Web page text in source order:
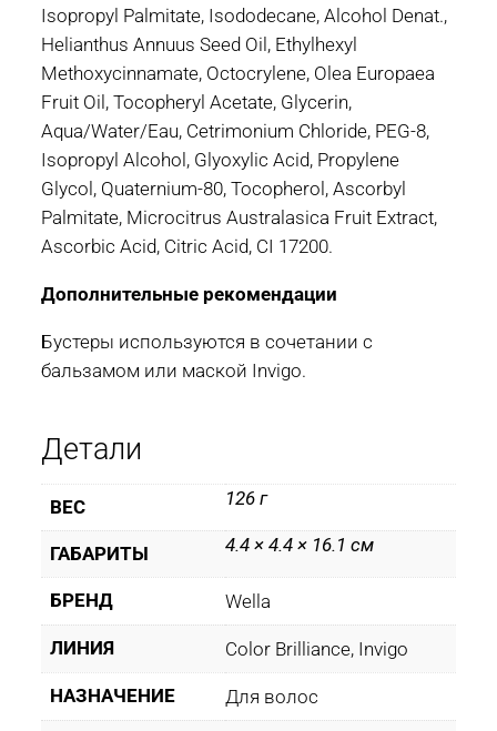
Isopropyl Palmitate, Isododecane, Alcohol Denat.,
Helianthus Annuus Seed Oil, Ethylhexyl
Methoxycinnamate, Octocrylene, Olea Europaea
Fruit Oil, Tocopheryl Acetate, Glycerin,
Aqua/Water/Eau, Cetrimonium Chloride, PEG-8,
Isopropyl Alcohol, Glyoxylic Acid, Propylene
Glycol, Quaternium-80, Tocopherol, Ascorbyl
Palmitate, Microcitrus Australasica Fruit Extract,
Ascorbic Acid, Citric Acid, CI 17200.
Дополнительные рекомендации
Бустеры используются в сочетании с
бальзамом или маской Invigo.
Детали
ВЕС 126 г
ГАБАРИТЫ 4.4 × 4.4 × 16.1 см
БРЕНД Wella
ЛИНИЯ Color Brilliance, Invigo
НАЗНАЧЕНИЕ Для волос